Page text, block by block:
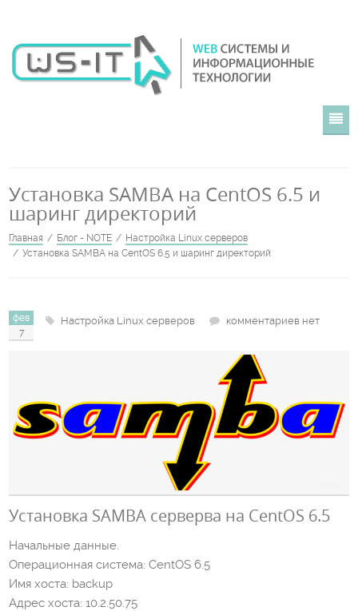
О компании
Портфолио
Контакты
Установка SAMBA на CentOS 6.5 и
шаринг директорий
Главная Блог - NOTE
Настройка Linux серверов
Установка SAMBA на CentOS 6.5 и шаринг директорий
фев
7
Настройка Linux серверов комментариев нет
Установка SAMBA серверва на CentOS 6.5
Начальные данные.
Операционная система: CentOS 6.5
Имя хоста: backup
Адрес хоста: 10.2.50.75